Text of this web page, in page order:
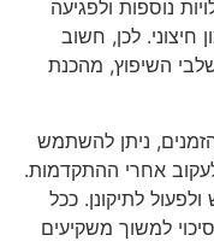
נוספות ולפגיעה
חיצוני. לכן, חשוב
השיפוץ, מהכנת
ניתן להשתמש
לעקוב אחרי ההתקדמות.
לתיקונן. ככל
למשוך משקיעים